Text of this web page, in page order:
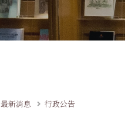
最新消息 行政公告